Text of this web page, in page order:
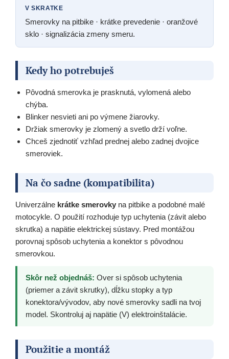
V SKRATKE
Smerovky na pitbike · krátke prevedenie · oranžové
sklo · signalizácia zmeny smeru.
Kedy ho potrebuješ
Pôvodná smerovka je prasknutá, vylomená alebo
chýba.
Blinker nesvieti ani po výmene žiarovky.
Držiak smerovky je zlomený a svetlo drží voľne.
Chceš zjednotiť vzhľad prednej alebo zadnej dvojice
smeroviek.
Na čo sadne (kompatibilita)
Univerzálne krátke smerovky na pitbike a podobné malé
motocykle. O použití rozhoduje typ uchytenia (závit alebo
skrutka) a napätie elektrickej sústavy. Pred montážou
porovnaj spôsob uchytenia a konektor s pôvodnou
smerovkou.
Skôr než objednáš: Over si spôsob uchytenia
(priemer a závit skrutky), dĺžku stopky a typ
konektora/vývodov, aby nové smerovky sadli na tvoj
model. Skontroluj aj napätie (V) elektroinštalácie.
Použitie a montáž